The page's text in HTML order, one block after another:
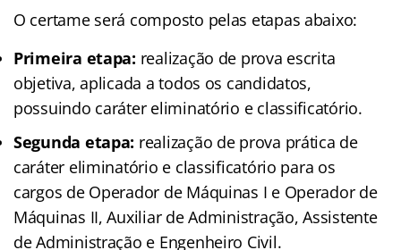
O certame será composto pelas etapas abaixo:
Primeira etapa: realização de prova escrita
objetiva, aplicada a todos os candidatos,
possuindo caráter eliminatório e classificatório.
Segunda etapa: realização de prova prática de
caráter eliminatório e classificatório para os
cargos de Operador de Máquinas I e Operador de
Máquinas II, Auxiliar de Administração, Assistente
de Administração e Engenheiro Civil.